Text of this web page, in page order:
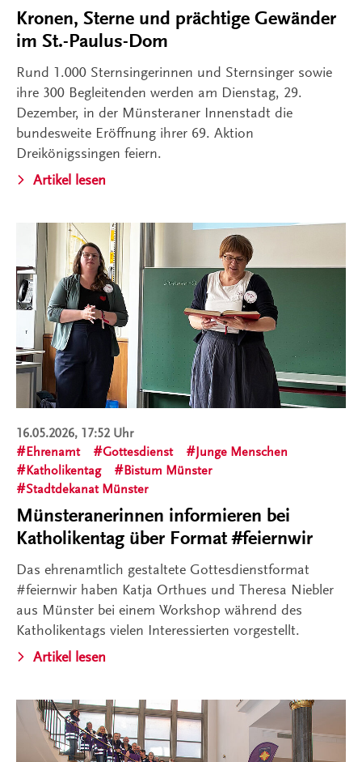
Kronen, Sterne und prächtige Gewänder
im St.-Paulus-Dom
Rund 1.000 Sternsingerinnen und Sternsinger sowie
ihre 300 Begleitenden werden am Dienstag, 29.
Dezember, in der Münsteraner Innenstadt die
bundesweite Eröffnung ihrer 69. Aktion
Dreikönigssingen feiern.
Artikel lesen
16.05.2026, 17:52 Uhr
Ehrenamt
Gottesdienst
Junge Menschen
Katholikentag
Bistum Münster
Stadtdekanat Münster
Münsteranerinnen informieren bei
Katholikentag über Format #feiernwir
Das ehrenamtlich gestaltete Gottesdienstformat
#feiernwir haben Katja Orthues und Theresa Niebler
aus Münster bei einem Workshop während des
Katholikentags vielen Interessierten vorgestellt.
Artikel lesen